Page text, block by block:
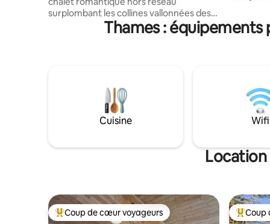
surplombant les collines vallonnées des
South Downs. Conçue pour permettre
de ralentir et de renouer avec la nature,
fenêtres encadrent de superbes vues
sur la campagne, parfaites pour prendre
un café au lever du soleil et observer les
étoiles la nuit. Profitez de promenades
villages et les pubs à proximité, autour de
doubles,
billard et
cuisson
gril,
Une
sièges,
Thames : équipements
Cuisine Wifi
Location
Coups de cœur voyageurs les plus appréciés
Coup de cœur voyageurs Coups
Coup